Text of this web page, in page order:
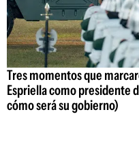
Tres momentos que
Espriella como presidente
cómo será su gobierno)